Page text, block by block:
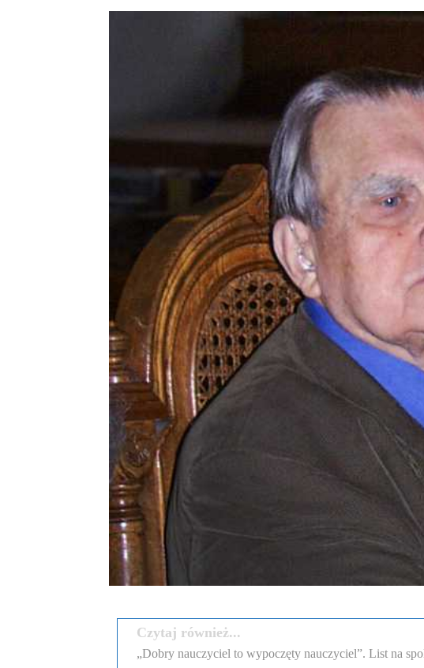
Czytaj również...
„Dobry nauczyciel to wypoczęty nauczyciel”. List na